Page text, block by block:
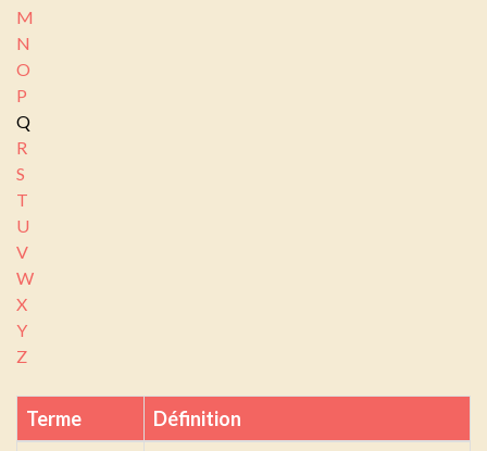
M
N
O
P
Q
R
S
T
U
V
W
X
Y
Z
Terme Définition